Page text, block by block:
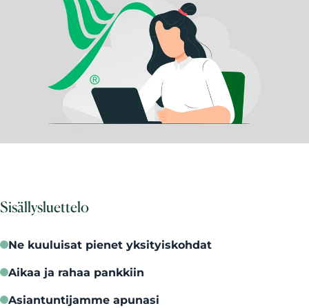
Sisällysluettelo
Ne kuuluisat pienet yksityiskohdat
Aikaa ja rahaa pankkiin
Asiantuntijamme apunasi